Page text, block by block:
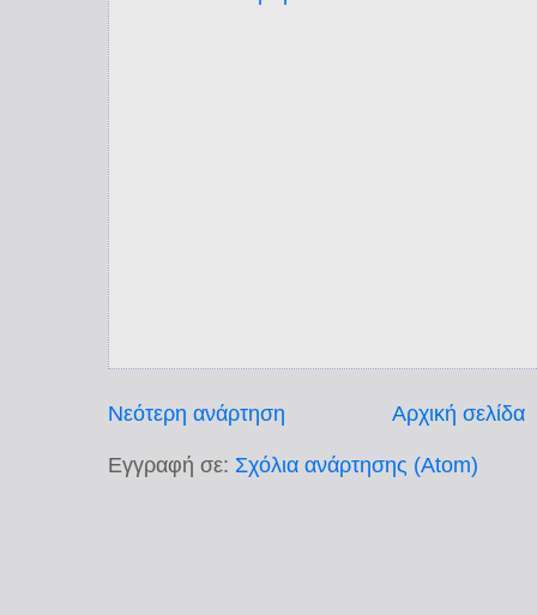
Νεότερη ανάρτηση Αρχική σελίδα
Εγγραφή σε: Σχόλια ανάρτησης (Atom)